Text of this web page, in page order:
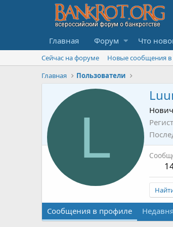
Главная Форум Что
Сейчас на форуме Новые сообщения
Главная
Пользователи
L
Сообщения в профиле